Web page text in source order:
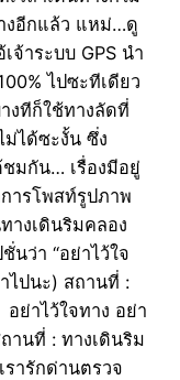
งอีกแล้ว แหม่…ดู
จ้าระบบ GPS นำ
ไปซะทีเดียว
งทีก็ใช้ทางลัดที่
ม่ได้ซะงั้น ซึ่ง
ชมกัน… เรื่องมีอยู่
ารโพสท์รูปภาพ
างเดินริมคลอง
นว่า “อย่าไว้ใจ
ไปนะ) สถานที่ :
ย่าไว้ใจทาง อย่า
านที่ : ทางเดินริม
ารักด่านตรวจ